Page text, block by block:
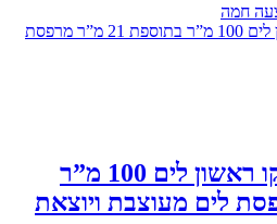
חמה
להשכרה בנמל יפו בקו ראשון לים 100 מ”ר
מרפסת לים מעוצבת ויוצאת